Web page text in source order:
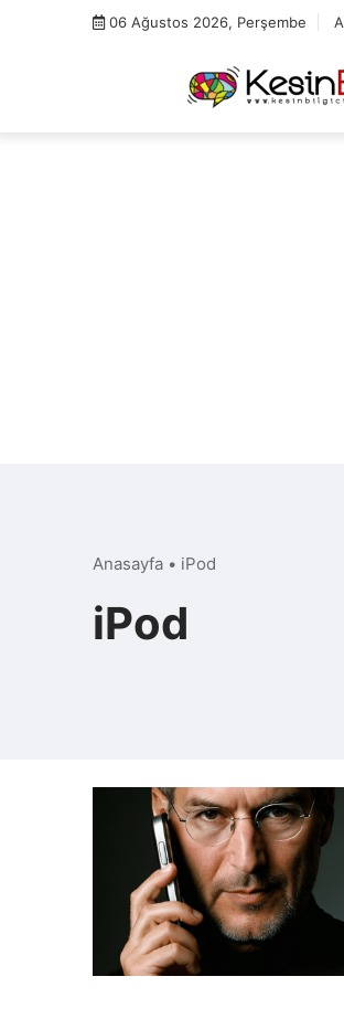
06 Ağustos 2026, Perşembe
Anasayfa • iPod
iPod